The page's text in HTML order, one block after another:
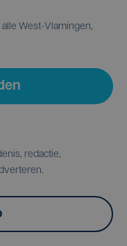
West-Vlamingen,
redactie,